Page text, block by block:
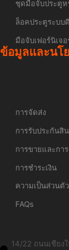
ชุดมือจับประตูห
ล็อคประตูระบบ
มือจับเฟอร์นิเจอ
ข้อมูลและนโ
การจัดส่ง
การรับประกันสิ
การขายและกา
การชำระเงิน
ความเป็นส่วนตัว
FAQs
14/22 ถนนเชียง